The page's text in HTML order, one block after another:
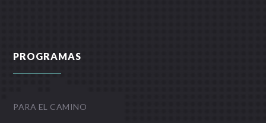
PROGRAMAS
PARA EL CAMINO